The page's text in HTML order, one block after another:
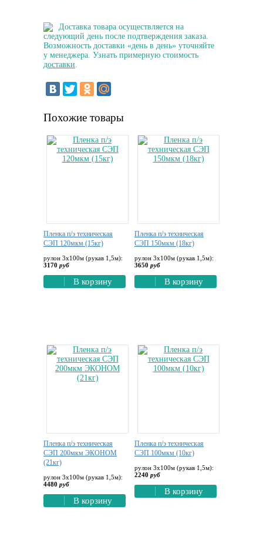
Доставка товара осуществляется на
следующий день после подтверждения заказа.
Возможность доставки «день в день» уточняйте
у менеджера. Узнать примерную стоимость
доставки.
Похожие товары
Пленка п/э техническая
СЭП 120мкм (15кг)
рулон 3х100м (рукав 1,5м):
3170 руб
В корзину
Пленка п/э техническая
СЭП 150мкм (18кг)
рулон 3х100м (рукав 1,5м):
3650 руб
В корзину
Пленка п/э техническая
СЭП 200мкм ЭКОНОМ
(21кг)
рулон 3х100м (рукав 1,5м):
4480 руб
В корзину
Пленка п/э техническая
СЭП 100мкм (10кг)
рулон 3х100м (рукав 1,5м):
2240 руб
В корзину